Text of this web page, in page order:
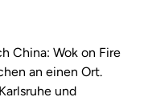
China: Wok on Fire
an einen Ort.
und